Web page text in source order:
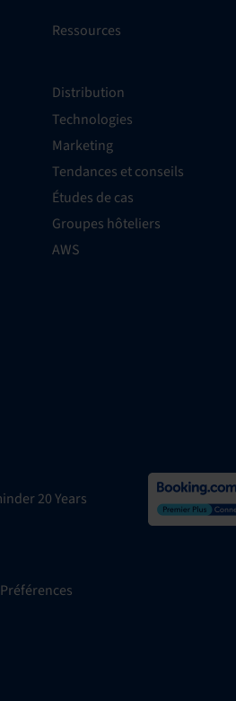
Ressources
Distribution
Technologies
Marketing
Tendances et conseils
Études de cas
Groupes hôteliers
AWS
Préférences